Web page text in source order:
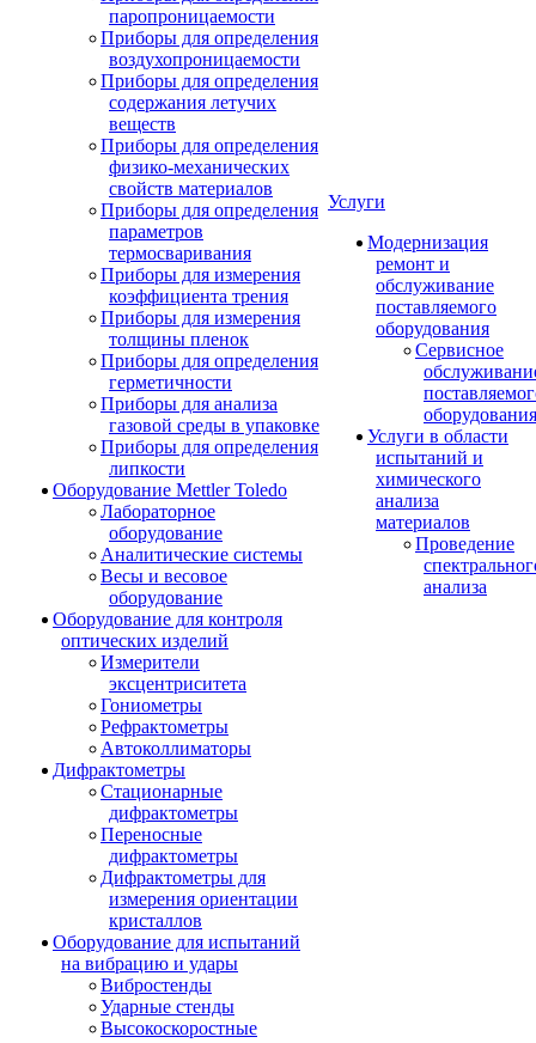
паропроницаемости
Приборы для определения
воздухопроницаемости
Приборы для определения
содержания летучих
веществ
Приборы для определения
физико-механических
свойств материалов
Приборы для определения
параметров
термосваривания
Приборы для измерения
коэффициента трения
Приборы для измерения
толщины пленок
Приборы для определения
герметичности
Приборы для анализа
газовой среды в упаковке
Приборы для определения
липкости
Оборудование Mettler Toledo
Лабораторное
оборудование
Аналитические системы
Весы и весовое
оборудование
Оборудование для контроля
оптических изделий
Измерители
эксцентриситета
Гониометры
Рефрактометры
Автоколлиматоры
Дифрактометры
Стационарные
дифрактометры
Переносные
дифрактометры
Дифрактометры для
измерения ориентации
кристаллов
Оборудование для испытаний
на вибрацию и удары
Вибростенды
Ударные стенды
Высокоскоростные
Услуги
Модернизация
ремонт и
обслуживание
поставляемого
оборудования
Сервисное
оборудования
Услуги в области
испытаний и
химического
анализа
материалов
Проведение
анализа